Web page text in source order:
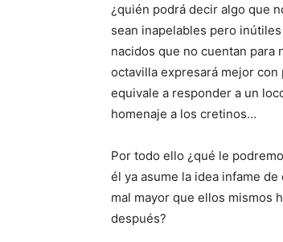
¿quién podrá decir algo que
sean inapelables pero
nacidos que no cuentan para
octavilla expresará mejor
equivale a responder a un
homenaje a los cretinos…
Por todo ello ¿qué le
él ya asume la idea infame
mal mayor que ellos mismos
después?